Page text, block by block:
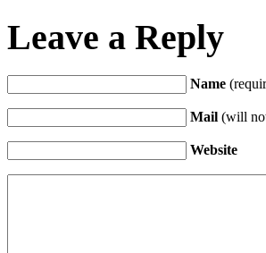
Leave a Reply
Name
Mail (will
Website